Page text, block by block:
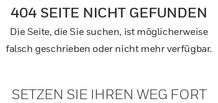
404 SEITE NICHT GEFUNDEN
Die Seite, die Sie suchen, ist möglicherweise
falsch geschrieben oder nicht mehr verfügbar.
SETZEN SIE IHREN WEG FORT